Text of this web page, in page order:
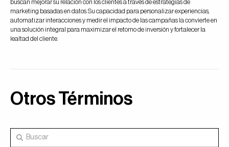
buscan mejorar su relación con los clientes a través de estrategias de
marketing basadas en datos. Su capacidad para personalizar experiencias,
automatizar interacciones y medir el impacto de las campañas la convierte en
una solución integral para maximizar el retorno de inversión y fortalecer la
lealtad del cliente.
Otros Términos